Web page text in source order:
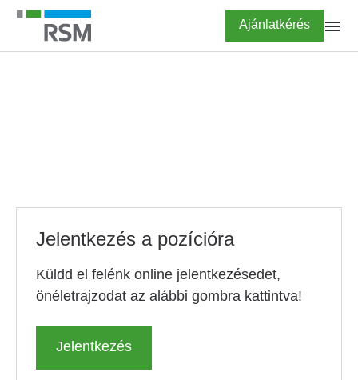
Ugrás
tartalomra
Highlighted
Ajánlatkérés
Jelentkezés a pozícióra
Küldd el felénk online jelentkezésedet,
önéletrajzodat az alábbi gombra kattintva!
Jelentkezés